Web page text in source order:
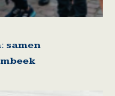
samen